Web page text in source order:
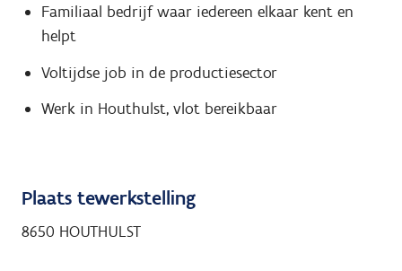
Familiaal bedrijf waar iedereen elkaar kent en
helpt
Voltijdse job in de productiesector
Werk in Houthulst, vlot bereikbaar
Plaats tewerkstelling
8650 HOUTHULST